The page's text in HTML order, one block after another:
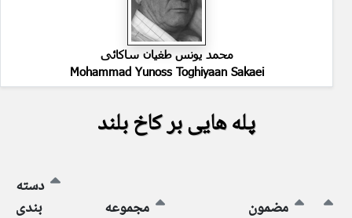
محمد یونس طغیان ساکائی
Mohammad Yunoss Toghiyaan Sakaei
پله هایی بر کاخ بلند
مضمون مجموعه
دسته
بندی